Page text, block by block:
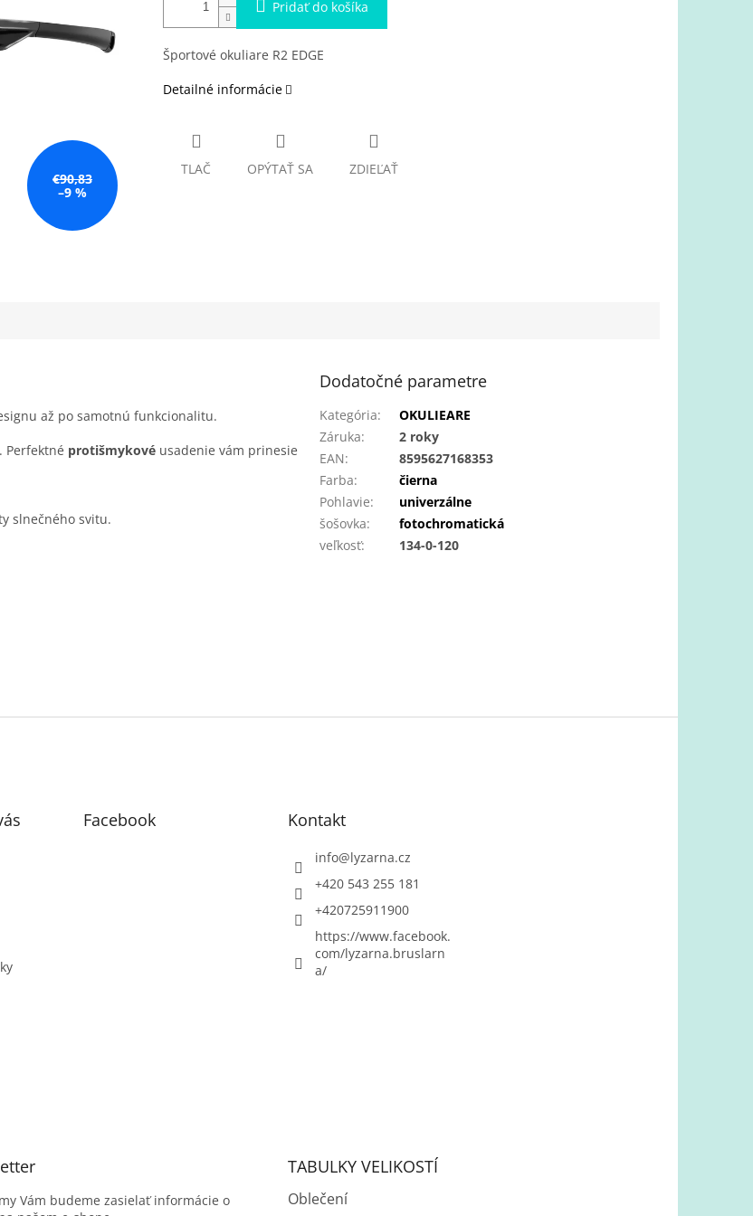
€90,83
–9 %
Pridať do košíka
Športové okuliare R2 EDGE
Detailné informácie
TLAČ OPÝTAŤ SA ZDIEĽAŤ
až po samotnú funkcionalitu.
Perfektné protišmykové usadenie vám prinesie
slnečného svitu.
Dodatočné parametre
Kategória:
OKULIEARE
Záruka:
2 roky
EAN:
8595627168353
Farba:
čierna
Pohlavie:
univerzálne
šošovka:
fotochromatická
veľkosť: 134-0-120
Facebook Kontakt
info@lyzarna.cz
+420 543 255 181
+420725911900
https://www.facebook.
com/lyzarna.bruslarn
a/
Vám budeme zasielať informácie o
TABULKY VELIKOSTÍ
Oblečení